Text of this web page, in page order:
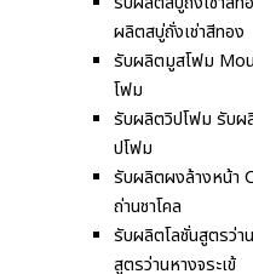
ผลิตสบู่ถั่งเช่าสีทอง
รับผลิตมูสโฟม
โฟม
รับผลิตวิปโฟม รับผ
ปโฟม
รับผลิตผงล้างหน้า
ถ่านชาโคล
รับผลิตโลชั่นสูตรว่า
สูตรว่านหางจระเข้